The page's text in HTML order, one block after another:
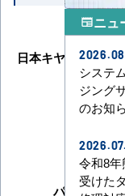
ダイキン
日本キヤリア（旧：
三菱電機
日立
三菱重工
パナソニック
newspaperニュ
システ
ジング
のお知
令和8
受けた